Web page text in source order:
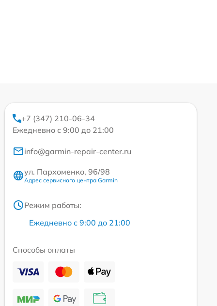
+7 (347) 210-06-34
Ежедневно с 9:00 до 21:00
info@garmin-repair-center.ru
ул. Пархоменко, 96/98
Адрес сервисного центра Garmin
Режим работы:
Ежедневно с 9:00 до 21:00
Способы оплаты